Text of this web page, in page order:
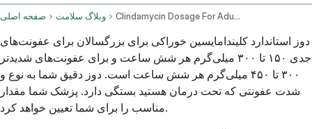
صفحه اصلی وبلاگ سلامت Clindamycin Dosage For Adults
دوز استاندارد کلیندامایسین خوراکی برای بزرگسالان برای عفونت‌های
جدی ۱۵۰ تا ۳۰۰ میلی‌گرم هر شش ساعت و برای عفونت‌های شدیدتر
۳۰۰ تا ۴۵۰ میلی‌گرم هر شش ساعت است. دوز دقیق شما به نوع و
شدت عفونتی که تحت درمان هستید بستگی دارد. پزشک شما مقدار
مناسب را برای شما تعیین خواهد کرد.